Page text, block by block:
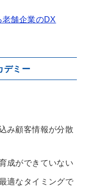
舗企業のDX
デミー
み顧客情報が分散
成ができていない
適なタイミングで